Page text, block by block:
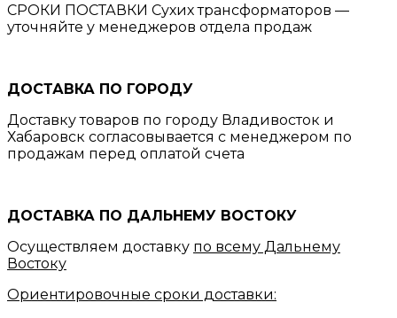
СРОКИ ПОСТАВКИ Сухих трансформаторов —
уточняйте у менеджеров отдела продаж
ДОСТАВКА ПО ГОРОДУ
Доставку товаров по городу Владивосток и
Хабаровск согласовывается с менеджером по
продажам перед оплатой счета
ДОСТАВКА ПО ДАЛЬНЕМУ ВОСТОКУ
Осуществляем доставку по всему Дальнему
Востоку
Ориентировочные сроки доставки: